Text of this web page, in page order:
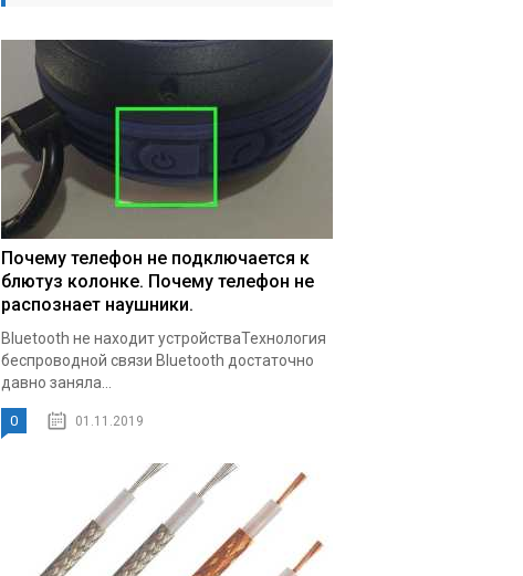
Почему телефон не подключается к
блютуз колонке. Почему телефон не
распознает наушники.
Bluetooth не находит устройстваТехнология
беспроводной связи Bluetooth достаточно
давно заняла...
0 01.11.2019